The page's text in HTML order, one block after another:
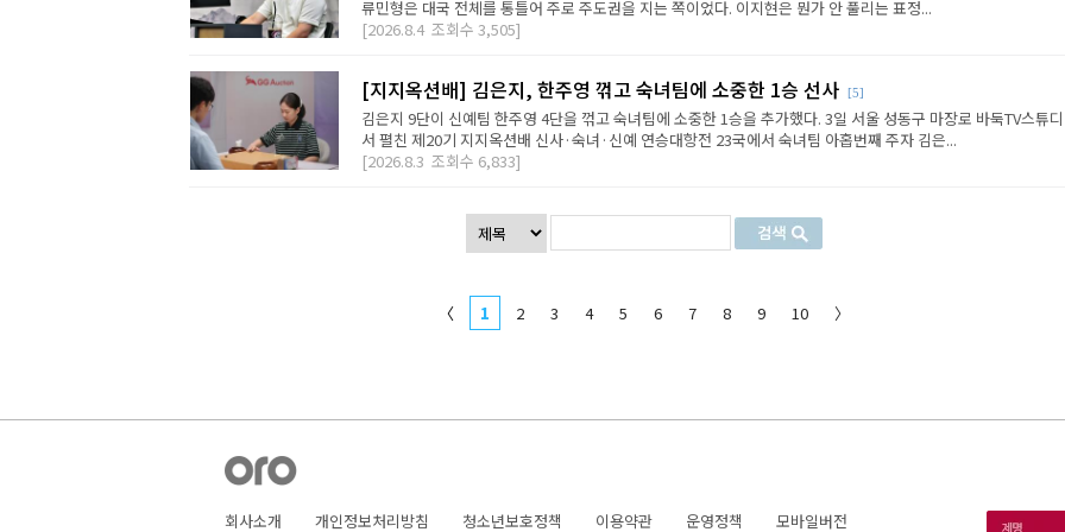
류민형은 대국 전체를 통틀어 주로 주도권을 지는 쪽이었다. 이지현은 뭔가 안 풀리는 표정...
[2026.8.4 조회수 3,505]
[지지옥션배] 김은지, 한주영 꺾고 숙녀팀에 소중한 1승 선사 [5]
김은지 9단이 신예팀 한주영 4단을 꺾고 숙녀팀에 소중한 1승을 추가했다. 3일 서울 성동구 마장로 바둑TV스튜
서 펼친 제20기 지지옥션배 신사·숙녀·신예 연승대항전 23국에서 숙녀팀 아홉번째 주자 김은...
[2026.8.3 조회수 6,833]
〈 1 2 3 4 5 6 7 8 9 10 〉
회사소개 개인정보처리방침 청소년보호정책 이용약관 운영정책 모바일버전